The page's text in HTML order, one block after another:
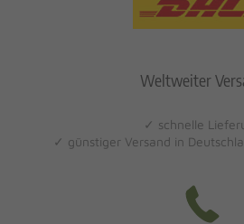
Weltweiter
✓ schnelle
✓ günstiger Versand in